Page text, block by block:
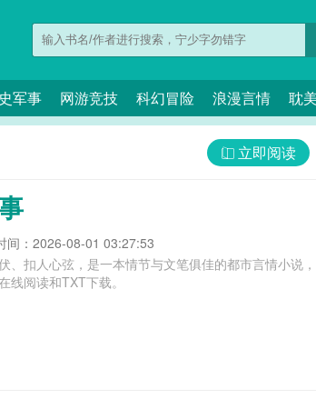
军事 网游竞技 科幻冒险 浪漫言情 耽
立即阅读
间：2026-08-01 03:27:53
、扣人心弦，是一本情节与文笔俱佳的都市言情小说
线阅读和TXT下载。